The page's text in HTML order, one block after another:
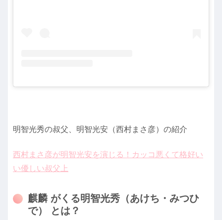
明智光秀の叔父、明智光安（西村まさ彦）の紹介
西村まさ彦が明智光安を演じる！カッコ悪くて格好い
い優しい叔父上
麒麟 がくる明智光秀（あけち・みつひ
で） とは？